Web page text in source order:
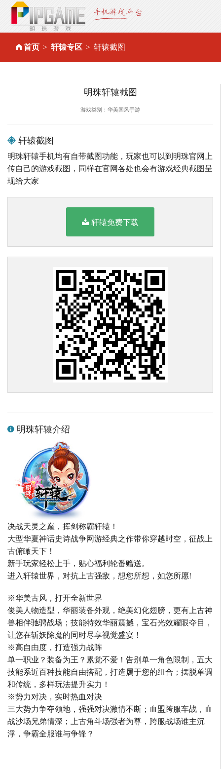
首页 轩辕专区 轩辕截图
明珠轩辕截图
游戏类别：华美国风手游
轩辕截图
明珠轩辕手机均有自带截图功能，玩家也可以到明珠官网上
传自己的游戏截图，同样在官网各处也会有游戏经典截图呈
现给大家
轩辕免费下载
明珠轩辕介绍
决战天灵之巅，挥剑称霸轩辕！
大型华夏神话史诗战争网游经典之作带你穿越时空，征战上
古俯瞰天下！
新手玩家轻松上手，贴心福利轮番赠送。
进入轩辕世界，对抗上古强敌，想您所想，如您所愿!
※华美古风，打开全新世界
俊美人物造型，华丽装备外观，绝美幻化翅膀，更有上古神
兽相伴驰骋战场；技能特效华丽震撼，宝石光效耀眼夺目，
让您在斩妖除魔的同时尽享视觉盛宴！
※高自由度，打造强力战阵
单一职业？装备为王？累觉不爱！告别单一角色限制，五大
技能系近百种技能自由搭配，打造属于您的组合；摆脱单调
和传统，多样玩法提升实力！
※势力对决，实时热血对决
三大势力争夺领地，强强对决激情不断；血盟跨服车战，血
战沙场兄弟情深；上古角斗场强者为尊，跨服战场谁主沉
浮，争霸全服谁与争锋？